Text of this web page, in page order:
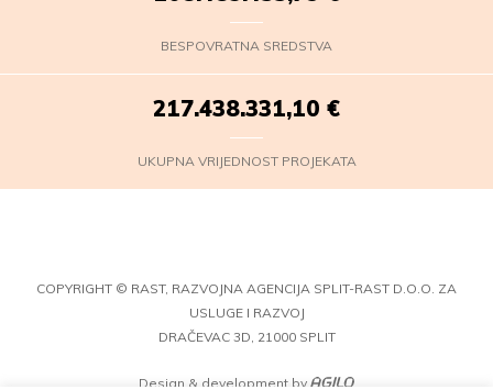
BESPOVRATNA SREDSTVA
217.438.334,03 €
UKUPNA VRIJEDNOST PROJEKATA
COPYRIGHT © RAST, RAZVOJNA AGENCIJA SPLIT-RAST D.O.O. ZA
USLUGE I RAZVOJ
DRAČEVAC 3D, 21000 SPLIT
Design & development by